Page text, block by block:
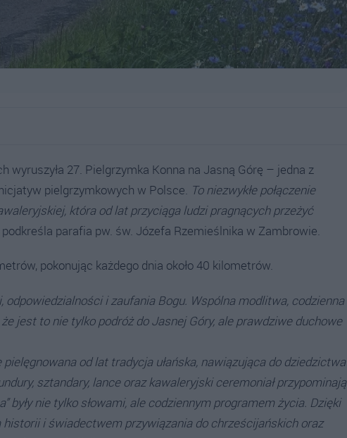
wyruszyła 27. Pielgrzymka Konna na Jasną Górę – jedna z
pielgrzymkowych w Polsce. To niezwykłe połączenie
która od lat przyciąga ludzi pragnących przeżyć
podkreśla parafia pw. św. Józefa Rzemieślnika w Zambrowie.
pokonując każdego dnia około 40 kilometrów.
odpowiedzialności i zaufania Bogu. Wspólna modlitwa, codzienna
jest to nie tylko podróż do Jasnej Góry, ale prawdziwe duchowe
od lat tradycja ułańska, nawiązująca do dziedzictwa
sztandary, lance oraz kawaleryjski ceremoniał przypominają
były nie tylko słowami, ale codziennym programem życia. Dzięki
i świadectwem przywiązania do chrześcijańskich oraz